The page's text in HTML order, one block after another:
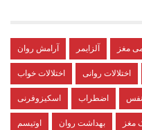
آرامش روان آلزایمر مغز
اختلالات خواب اختلالات روانی
اسکیزوفرنی اضطراب نفس
اوتیسم بهداشت روان مغز